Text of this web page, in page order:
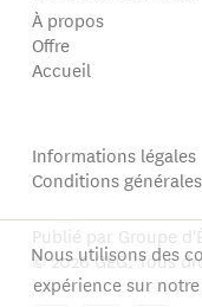
À propos
Offre
Accueil
Informations légales
Conditions
Publié par Groupe
© 2026 GEG. Tous
Nous utilisons des
expérience sur